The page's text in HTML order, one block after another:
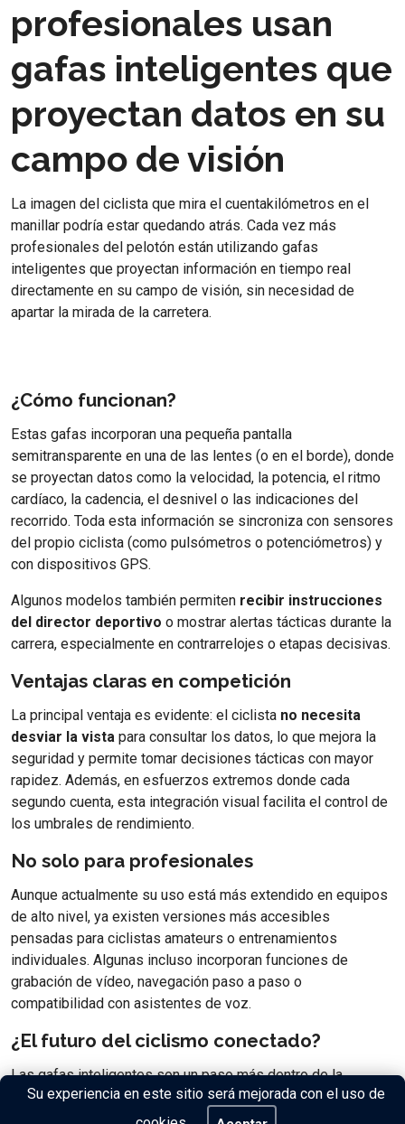
profesionales usan
gafas inteligentes que
proyectan datos en su
campo de visión
La imagen del ciclista que mira el cuentakilómetros en el
manillar podría estar quedando atrás. Cada vez más
profesionales del pelotón están utilizando gafas
inteligentes que proyectan información en tiempo real
directamente en su campo de visión, sin necesidad de
apartar la mirada de la carretera.
¿Cómo funcionan?
Estas gafas incorporan una pequeña pantalla
semitransparente en una de las lentes (o en el borde), donde
se proyectan datos como la velocidad, la potencia, el ritmo
cardíaco, la cadencia, el desnivel o las indicaciones del
recorrido. Toda esta información se sincroniza con sensores
del propio ciclista (como pulsómetros o potenciómetros) y
con dispositivos GPS.
Algunos modelos también permiten recibir instrucciones
del director deportivo o mostrar alertas tácticas durante la
carrera, especialmente en contrarrelojes o etapas decisivas.
Ventajas claras en competición
La principal ventaja es evidente: el ciclista no necesita
desviar la vista para consultar los datos, lo que mejora la
seguridad y permite tomar decisiones tácticas con mayor
rapidez. Además, en esfuerzos extremos donde cada
segundo cuenta, esta integración visual facilita el control de
los umbrales de rendimiento.
No solo para profesionales
Aunque actualmente su uso está más extendido en equipos
de alto nivel, ya existen versiones más accesibles
pensadas para ciclistas amateurs o entrenamientos
individuales. Algunas incluso incorporan funciones de
grabación de vídeo, navegación paso a paso o
compatibilidad con asistentes de voz.
¿El futuro del ciclismo conectado?
Las gafas inteligentes son un paso más dentro de la
tendencia delciclismo conectado, donde el rendimiento se
mide, se visualiza y se optimiza en tiempo real. Y aunque no
Su experiencia en este sitio será mejorada con el uso de